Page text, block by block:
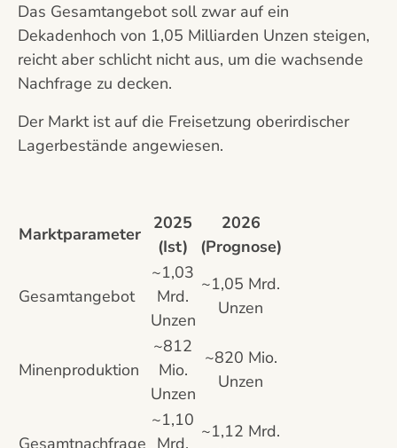
Das Gesamtangebot soll zwar auf ein
Dekadenhoch von 1,05 Milliarden Unzen steigen,
reicht aber schlicht nicht aus, um die wachsende
Nachfrage zu decken.
Der Markt ist auf die Freisetzung oberirdischer
Lagerbestände angewiesen.
Marktparameter
2025
(Ist)
2026
(Prognose)
Gesamtangebot
~1,03
Mrd.
Unzen
~1,05 Mrd.
Unzen
Minenproduktion
~812
Mio.
Unzen
~820 Mio.
Unzen
Gesamtnachfrage
~1,10
Mrd.
~1,12 Mrd.